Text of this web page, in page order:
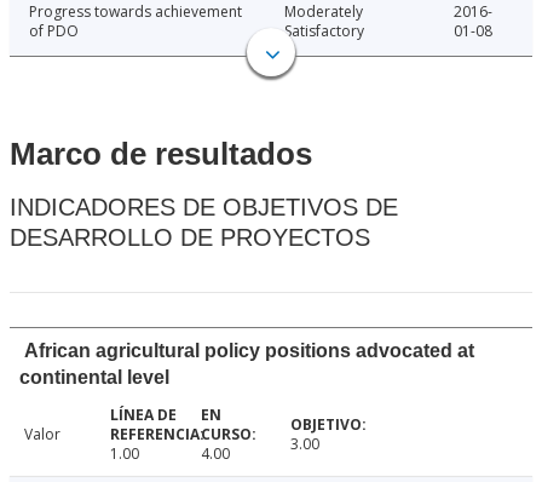
Progress towards achievement
of PDO
Moderately
Satisfactory
2016-
01-08
Marco de resultados
INDICADORES DE OBJETIVOS DE
DESARROLLO DE PROYECTOS
African agricultural policy positions advocated at
continental level
Valor
1.00
4.00 3.00